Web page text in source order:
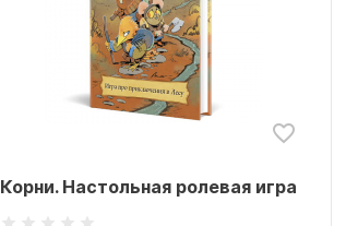
Корни. Настольная ролевая игра